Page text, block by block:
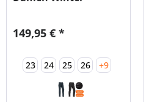
149,95 € *
23 24 25 26 +9